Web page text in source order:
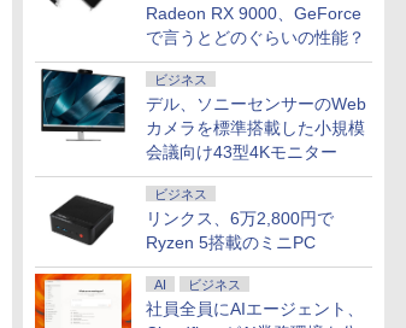
Radeon RX 9000、GeForce
で言うとどのぐらいの性能？
ビジネス
デル、ソニーセンサーのWeb
カメラを標準搭載した小規模
会議向け43型4Kモニター
ビジネス
リンクス、6万2,800円で
Ryzen 5搭載のミニPC
AI ビジネス
社員全員にAIエージェント、